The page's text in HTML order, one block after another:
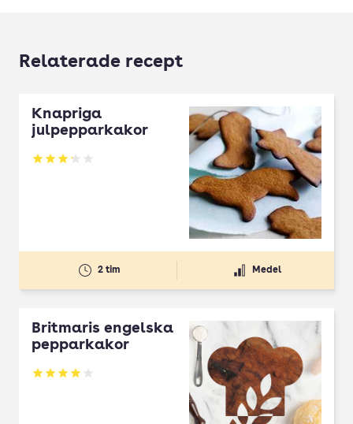
Relaterade recept
Knapriga
julpepparkakor
Betyg: 3.2 av 5
2 tim Medel
Britmaris engelska
pepparkakor
Betyg: 3.97 av 5